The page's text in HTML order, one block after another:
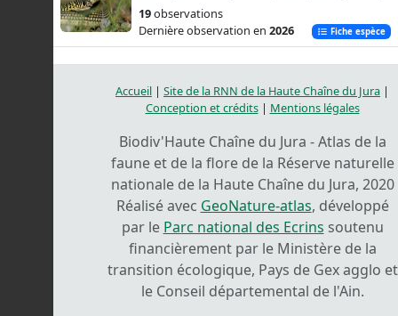
19observations
Dernière observation en 2026 Fiche espèce
Accueil | Site de la RNN de la Haute Chaîne du Jura |
Conception et crédits| Mentions légales
Biodiv'Haute Chaîne du Jura - Atlas de la
faune et de la flore de la Réserve naturelle
nationale de la Haute Chaîne du Jura, 2020
Réalisé avec GeoNature-atlas, développé
par le Parc national des Ecrins soutenu
financièrement par le Ministère de la
transition écologique, Pays de Gex agglo et
le Conseil départemental de l'Ain.